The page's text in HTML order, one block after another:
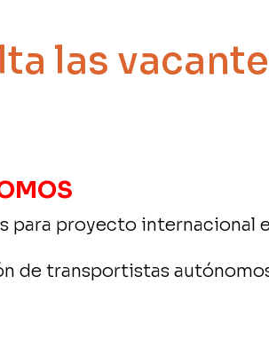
las
para proyecto internacional
de transportistas